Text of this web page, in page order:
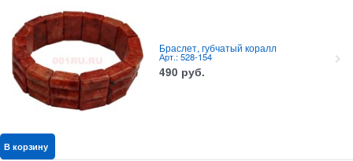
Браслет, губчатый коралл
Арт.: 528-154
490 руб.
В корзину